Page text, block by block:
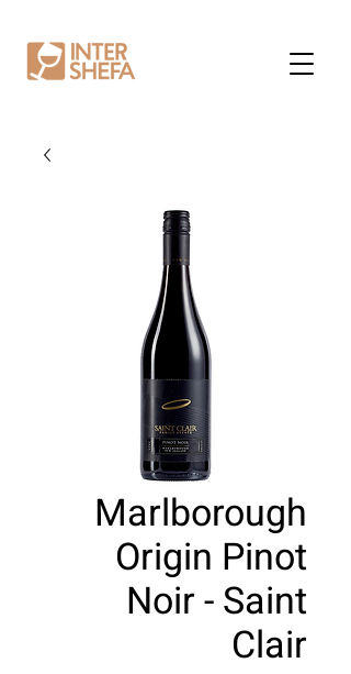
Marlborough
Origin Pinot
Noir - Saint
Clair